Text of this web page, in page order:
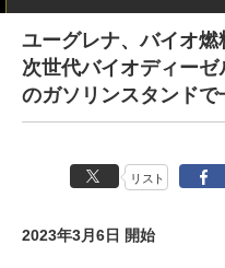
ユーグレナ、バイオ
次世代バイオディー
のガソリンスタンドで
リスト
2023年3月6日 開始